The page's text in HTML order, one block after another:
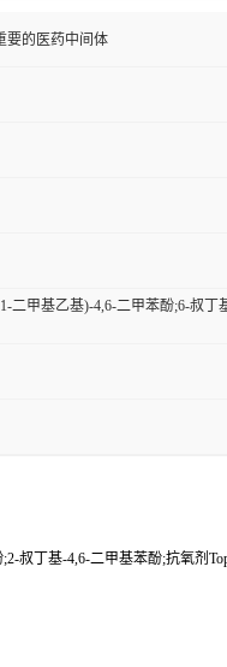
要的医药中间体
甲基乙基)-4,6-二甲苯酚;6-叔
叔丁基-4,6-二甲基苯酚;抗氧剂